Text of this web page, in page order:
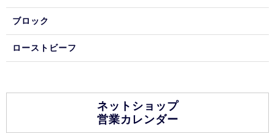
ブロック
ローストビーフ
ネットショップ
営業カレンダー